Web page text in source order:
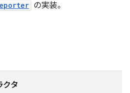
の実装。
クタ